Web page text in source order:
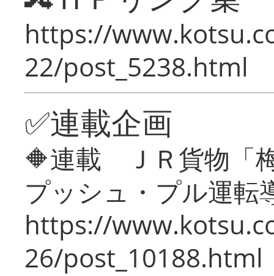
https://
22/post_5238.html
✅連載企画
🔶連載 ＪＲ貨物「
プッシュ・プル運転
https://
26/post_10188.html